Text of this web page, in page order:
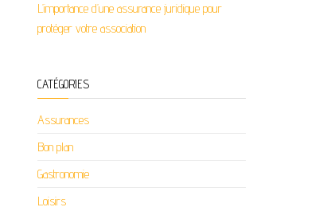
L’importance d’une assurance juridique pour
protéger votre association
CATÉGORIES
Assurances
Bon plan
Gastronomie
Loisirs